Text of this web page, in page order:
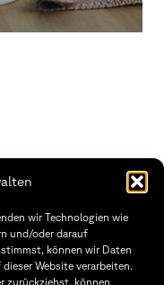
wir Technologien wie
und/oder darauf
können wir Daten
Website verarbeiten.
zurückziehst, können
Dekanat
Freitag